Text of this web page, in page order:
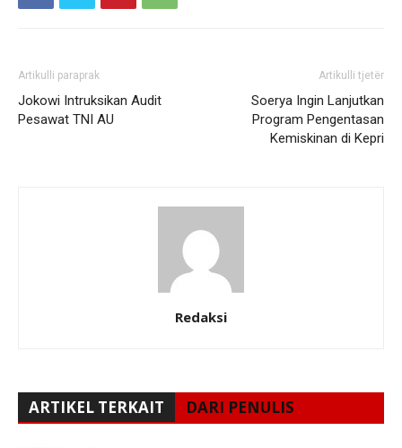
Artikulli paraprak
Jokowi Intruksikan Audit
Pesawat TNI AU
Artikulli tjetër
Soerya Ingin Lanjutkan
Program Pengentasan
Kemiskinan di Kepri
Redaksi
ARTIKEL TERKAIT DARI PENULIS